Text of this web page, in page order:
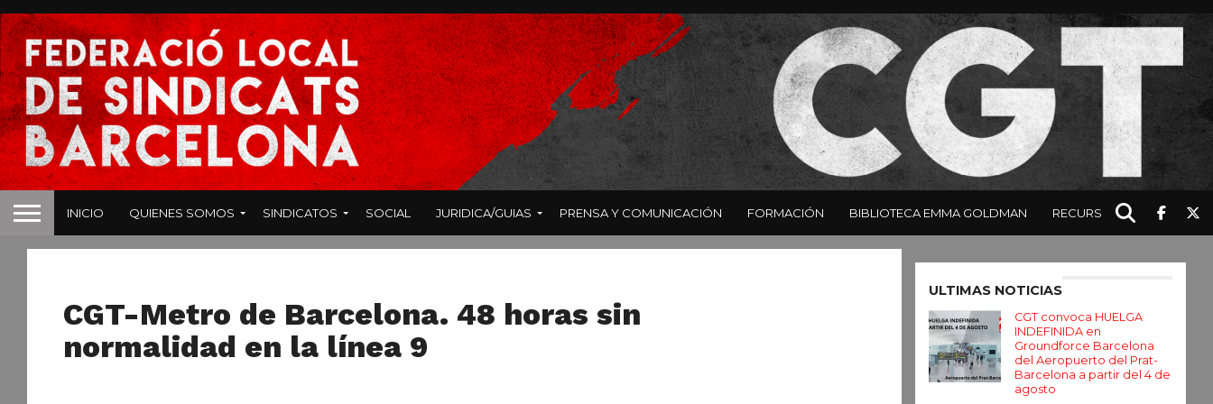
INICIO QUIENES SOMOS SINDICATOS SOCIAL JURIDICA/GUIAS PRENSA Y COMUNICACIÓN FORMACIÓN BIBLIOTECA EMMA GOLDMAN RECURSOS
CGT-Metro de Barcelona. 48 horas sin
normalidad en la línea 9
ULTIMAS NOTICIAS
CGT convoca HUELGA
INDEFINIDA en
Groundforce Barcelona
del Aeropuerto del Prat-
Barcelona a partir del 4 de
agosto